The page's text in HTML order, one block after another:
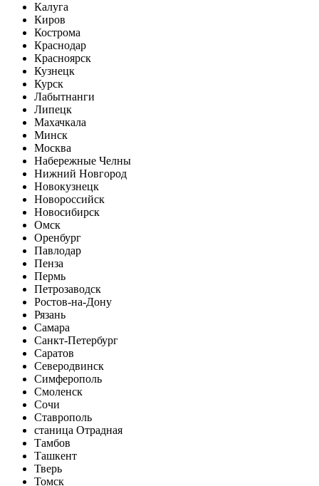
Калуга
Киров
Кострома
Краснодар
Красноярск
Кузнецк
Курск
Лабытнанги
Липецк
Махачкала
Минск
Москва
Набережные Челны
Нижний Новгород
Новокузнецк
Новороссийск
Новосибирск
Омск
Оренбург
Павлодар
Пенза
Пермь
Петрозаводск
Ростов-на-Дону
Рязань
Самара
Санкт-Петербург
Саратов
Северодвинск
Симферополь
Смоленск
Сочи
Ставрополь
станица Отрадная
Тамбов
Ташкент
Тверь
Томск